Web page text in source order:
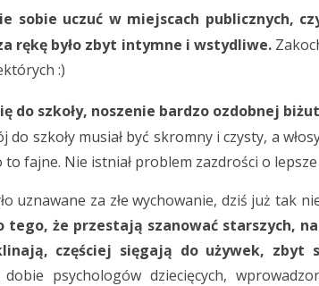
sobie uczuć w miejscach publicznych,
rękę było zbyt intymne i wstydliwe.
:)
do szkoły, noszenie bardzo ozdobnej
do szkoły musiał być skromny i czysty, a
to fajne. Nie istniał problem zazdrości o
uznawane za złe wychowanie, dziś już tak
tego, że przestają szanować starszych,
częściej sięgają do używek, zbyt
psychologów dziecięcych,